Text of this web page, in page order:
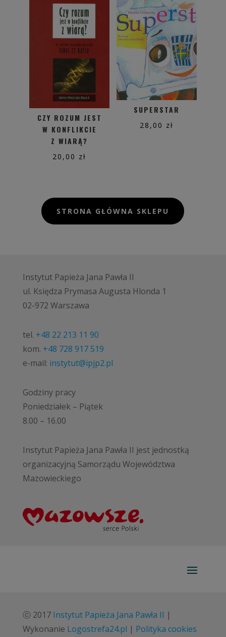
CZY ROZUM JEST
W KONFLIKCIE
Z WIARĄ?
20,00 zł
SUPERSTAR
28,00 zł
STRONA GŁÓWNA SKLEPU
Instytut Papieża Jana Pawła II
ul. Księdza Prymasa Augusta Hlonda 1
02-972 Warszawa
tel. +48 22 213 11 90
kom. +48 728 917 519
e-mail: instytut@ipjp2.pl
Godziny pracy
Poniedziałek – Piątek
8.00 – 16.00
Instytut Papieża Jana Pawła II jest jednostką
organizacyjną Samorządu Województwa
Mazowieckiego
ⓒ 2017 Instytut Papieża Jana Pawła II |
Wykonanie Logostrefa24.pl | Polityka cookies